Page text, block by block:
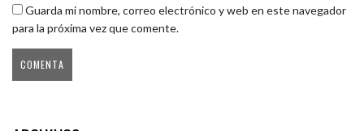
Guarda mi nombre, correo electrónico y web en este navegador
para la próxima vez que comente.